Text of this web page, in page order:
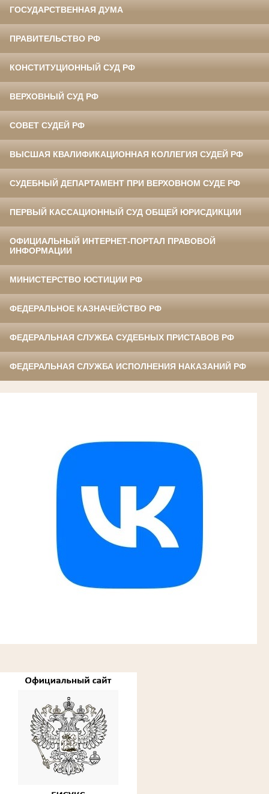
ГОСУДАРСТВЕННАЯ ДУМА
ПРАВИТЕЛЬСТВО РФ
КОНСТИТУЦИОННЫЙ СУД РФ
ВЕРХОВНЫЙ СУД РФ
СОВЕТ СУДЕЙ РФ
ВЫСШАЯ КВАЛИФИКАЦИОННАЯ КОЛЛЕГИЯ СУДЕЙ РФ
СУДЕБНЫЙ ДЕПАРТАМЕНТ ПРИ ВЕРХОВНОМ СУДЕ РФ
ПЕРВЫЙ КАССАЦИОННЫЙ СУД ОБЩЕЙ ЮРИСДИКЦИИ
ОФИЦИАЛЬНЫЙ ИНТЕРНЕТ-ПОРТАЛ ПРАВОВОЙ
ИНФОРМАЦИИ
МИНИСТЕРСТВО ЮСТИЦИИ РФ
ФЕДЕРАЛЬНОЕ КАЗНАЧЕЙСТВО РФ
ФЕДЕРАЛЬНАЯ СЛУЖБА СУДЕБНЫХ ПРИСТАВОВ РФ
ФЕДЕРАЛЬНАЯ СЛУЖБА ИСПОЛНЕНИЯ НАКАЗАНИЙ РФ